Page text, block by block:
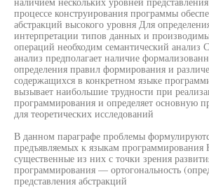
процессе конструирования программы
абстракций высокого уровня Для
интерпретации типов данных и
операций необходим семантический анализ
анализ предполагает наличие
определения правил формирования и
содержащихся в конкретном языке
вызывает наибольшие трудности при
программирования и определяет основную
для теоретических исследований
В данном параграфе проблемы
предъявляемых к языкам программирования
существенные из них с точки зрения
программирования — ортогональность
представления абстракций